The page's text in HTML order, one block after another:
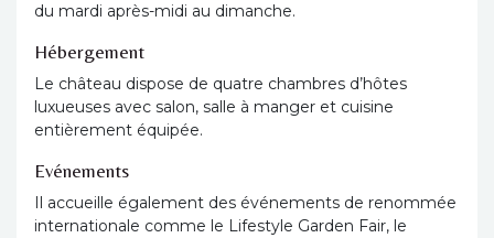
du mardi après-midi au dimanche.
Hébergement
Le château dispose de quatre chambres d’hôtes
luxueuses avec salon, salle à manger et cuisine
entièrement équipée.
Evénements
Il accueille également des événements de renommée
internationale comme le Lifestyle Garden Fair, le